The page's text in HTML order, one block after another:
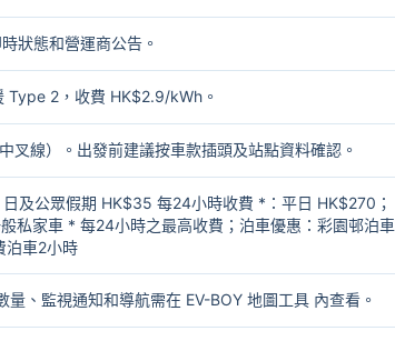
狀態和營運商公告。
Type 2，收費 HK$2.9/kWh。
叉線） 。出發前建議按車款插頭及站點資料確認。
及公眾假期 HK$35 每24小時收費 *：平日 HK$270；
私家車 * 每24小時之最高收費；泊車優惠：彩園邨泊車
泊車2小時
量、監視通知和導航需在 EV-BOY 地圖工具 內查看。